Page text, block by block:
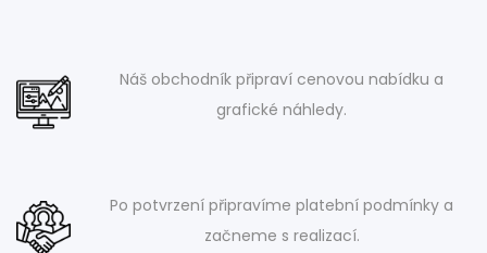
Náš obchodník připraví cenovou nabídku a
grafické náhledy.
Po potvrzení připravíme platební podmínky a
začneme s realizací.